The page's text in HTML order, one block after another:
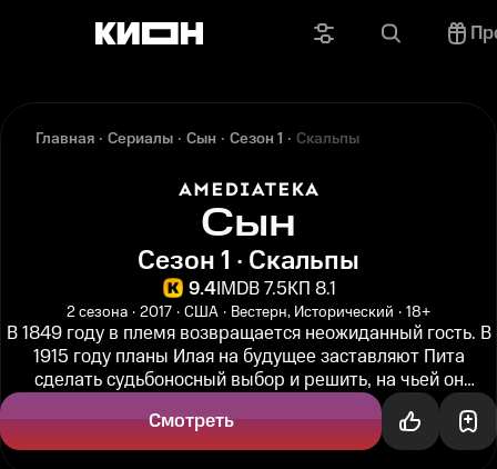
Главная Сериалы Сын Сезон 1 Скальпы
Сын
Сезон 1 · Скальпы
9.4IMDB 7.5КП 8.1
2 сезона 2017 США Вестерн, Исторический 18+
В 1849 году в племя возвращается неожиданный гость. В
1915 году планы Илая на будущее заставляют Пита
сделать судьбоносный выбор и решить, на чьей он
Смотреть